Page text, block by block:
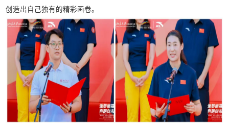
创造出自己独有的精彩画卷。